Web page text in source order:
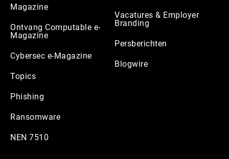
Magazine
Ontvang Computable e-
Magazine
Cybersec e-Magazine
Topics
Phishing
Ransomware
NEN 7510
Vacatures & Employer
Branding
Persberichten
Blogwire